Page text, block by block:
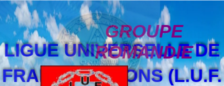
LIGUE UNIVERSELLE DE
FRANCS-MAÇONS (L.U.F.
GROUPE
ROMANDIE